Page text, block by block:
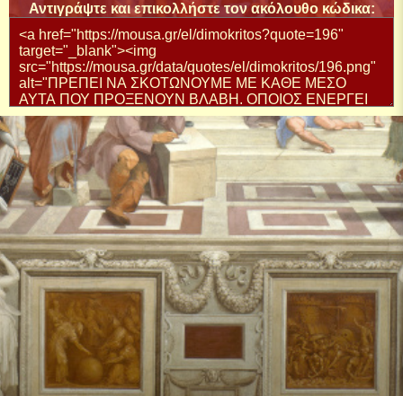
Αντιγράψτε και επικολλήστε τον ακόλουθο κώδικα: